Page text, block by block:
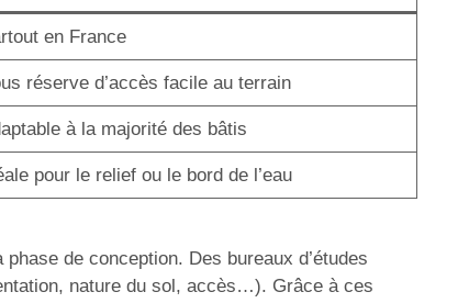
en France
réserve d’accès facile au terrain
à la majorité des bâtis
pour le relief ou le bord de l’eau
de conception. Des bureaux d’études
nature du sol, accès…). Grâce à ces